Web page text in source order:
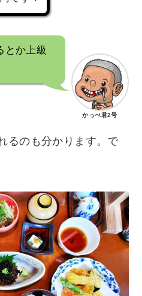
とか上級
かっぺ君2号
るのも分かります。で